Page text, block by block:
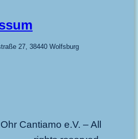
27, 38440 Wolfsburg
Cantiamo e.V. – All